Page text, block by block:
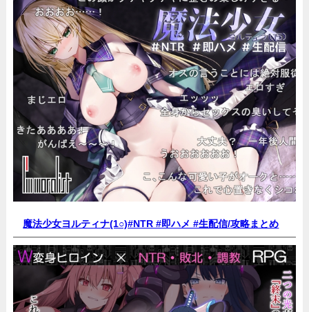
魔法少女ヨルティナ(1○)#NTR #即ハメ #生配信/攻略まとめ